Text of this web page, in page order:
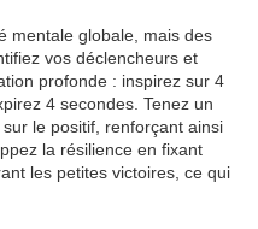
mentale globale, mais des
vos déclencheurs et
profonde : inspirez sur 4
4 secondes. Tenez un
le positif, renforçant ainsi
la résilience en fixant
les petites victoires, ce qui